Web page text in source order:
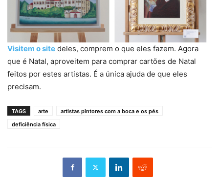
Visitem o site deles, comprem o que eles fazem. Agora
que é Natal, aproveitem para comprar cartões de Natal
feitos por estes artistas. É a única ajuda de que eles
precisam.
TAGS arte
artistas pintores com a boca e os pés
deficiência física